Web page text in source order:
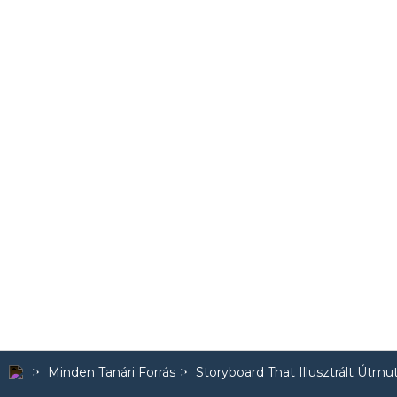
Minden Tanári Forrás Storyboard That Illusztrált